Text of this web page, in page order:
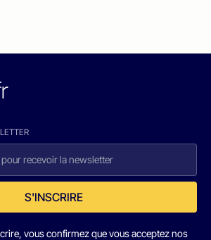
S'INSCRIRE
vous confirmez que vous acceptez nos